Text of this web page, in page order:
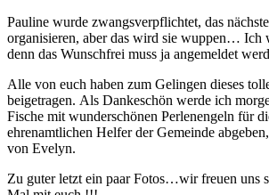
Pauline wurde zwangsverpflichtet, das
organisieren, aber das wird sie wuppen… Ich
denn das Wunschfrei muss ja angemeldet
Alle von euch haben zum Gelingen dieses
beigetragen. Als Dankeschön werde ich
Fische mit wunderschönen Perlenengeln für
ehrenamtlichen Helfer der Gemeinde
von Evelyn.
Zu guter letzt ein paar Fotos…wir freuen uns